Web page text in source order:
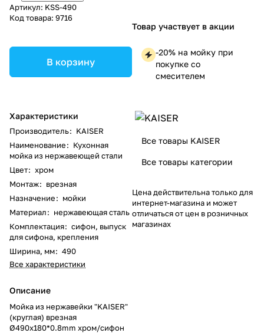
Артикул: KSS-490
Код товара: 9716
В корзину
Характеристики
Производитель: KAISER
Наименование: Кухонная
мойка из нержавеющей стали
Цвет: хром
Монтаж: врезная
Назначение: мойки
Материал: нержавеющая сталь
Комплектация: сифон, выпуск
для сифона, крепления
Ширина, мм: 490
Все характеристики
Описание
Мойка из нержавейки "KAISER"
(круглая) врезная
Ø490x180*0.8mm хром/сифон
Товар участвует в акции
-20% на мойку при
покупке со
смесителем
Все товары KAISER
Все товары категории
Цена действительна только для
интернет-магазина и может
отличаться от цен в розничных
магазинах